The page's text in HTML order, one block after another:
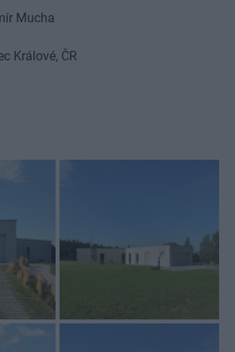
Mucha
Králové, ČR